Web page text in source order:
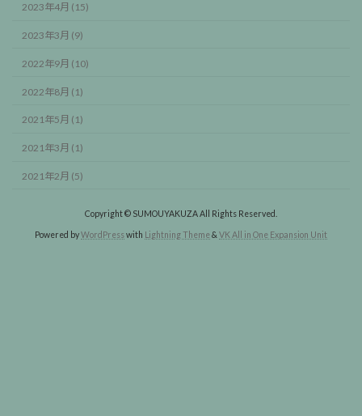
2023年4月 (15)
2023年3月 (9)
2022年9月 (10)
2022年8月 (1)
2021年5月 (1)
2021年3月 (1)
2021年2月 (5)
Copyright © SUMOUYAKUZA All Rights Reserved.
Powered byWordPresswith Lightning Theme& VK All in One Expansion Unit